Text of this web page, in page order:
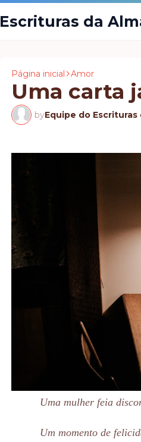
Escrituras da
Página inicial Amor
Uma carta
byEquipe do Escrituras
Uma mulher feia
Um momento de